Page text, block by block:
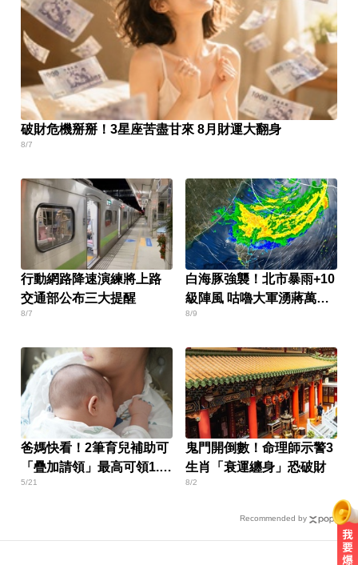
破財危機掰掰！3星座苦盡甘來 8月財運大翻身
8/7
行動網路降速演練將上路
交通部公布三大提醒
8/7
白海豚強襲！北市暴雨+10
級陣風 咕嚕大軍湧蔣萬安
臉書
8/9
爸媽快看！2筆育兒補助可
「疊加請領」最高可領1.2
萬
5/21
鬼門開倒數！命理師示警3
生肖「衰運纏身」恐破財
8/2
Recommended by